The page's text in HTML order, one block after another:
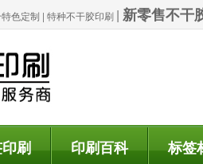
色定制 | 特种不干胶印刷 | 新零售不干
刷 印刷百科 标签